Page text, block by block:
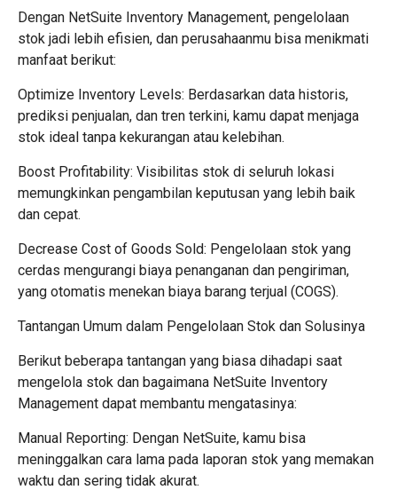
Dengan NetSuite Inventory Management, pengelolaan
stok jadi lebih efisien, dan perusahaanmu bisa menikmati
manfaat berikut:
Optimize Inventory Levels: Berdasarkan data historis,
prediksi penjualan, dan tren terkini, kamu dapat menjaga
stok ideal tanpa kekurangan atau kelebihan.
Boost Profitability: Visibilitas stok di seluruh lokasi
memungkinkan pengambilan keputusan yang lebih baik
dan cepat.
Decrease Cost of Goods Sold: Pengelolaan stok yang
cerdas mengurangi biaya penanganan dan pengiriman,
yang otomatis menekan biaya barang terjual (COGS).
Tantangan Umum dalam Pengelolaan Stok dan Solusinya
Berikut beberapa tantangan yang biasa dihadapi saat
mengelola stok dan bagaimana NetSuite Inventory
Management dapat membantu mengatasinya:
Manual Reporting: Dengan NetSuite, kamu bisa
meninggalkan cara lama pada laporan stok yang memakan
waktu dan sering tidak akurat.